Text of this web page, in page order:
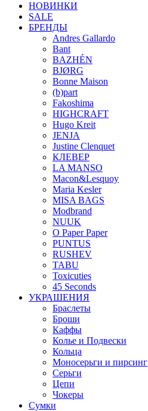
НОВИНКИ
SALE
БРЕНДЫ
Andres Gallardo
Bant
BAZHÉN
BJØRG
Bonne Maison
(b)part
Fakoshima
HIGHCRAFT
Hugo Kreit
JENJA
Justine Clenquet
КЛЕВЕР
LA MANSO
Macon&Lesquoy
Maria Kesler
MISA BAGS
Modbrand
NUUK
O Paper Paper
PUNTUS
RUSHEV
TABU
Toxicuties
45 Seconds
УКРАШЕНИЯ
Браслеты
Броши
Каффы
Колье и Подвески
Кольца
Моносерьги и пирсинг
Серьги
Цепи
Чокеры
Сумки